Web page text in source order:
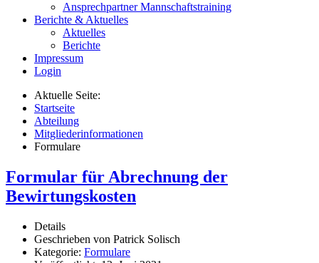
Ansprechpartner Mannschaftstraining
Berichte & Aktuelles
Aktuelles
Berichte
Impressum
Login
Aktuelle Seite:
Startseite
Abteilung
Mitgliederinformationen
Formulare
Formular für Abrechnung der
Bewirtungskosten
Details
Geschrieben von Patrick Solisch
Kategorie: Formulare